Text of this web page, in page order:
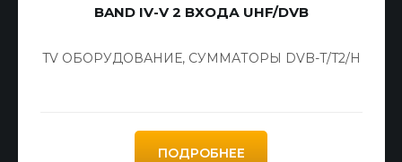
BAND IV-V 2 ВХОДА UHF/DVB
TV ОБОРУДОВАНИЕ, СУММАТОРЫ DVB-T/T2/H
ПОДРОБНЕЕ